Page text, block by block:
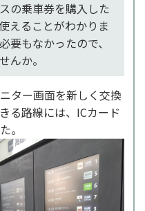
の乗車券を購入した
えることがわかりま
要もなかったので、
んか。
ター画面を新しく交換
る路線には、ICカード
。